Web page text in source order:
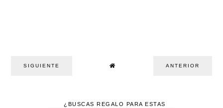
SIGUIENTE ANTERIOR
¿BUSCAS REGALO PARA ESTAS